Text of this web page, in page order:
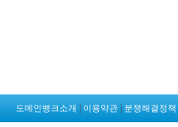
도메인뱅크소개 이용약관 분쟁해결정책